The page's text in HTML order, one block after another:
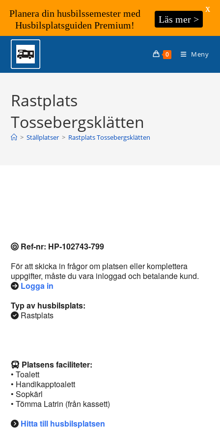
Hoppa
innehållet
0 Meny
Rastplats
Tossebergsklätten
> Ställplatser > Rastplats Tossebergsklätten
Ref-nr: HP-102743-799
För att skicka in frågor om platsen eller komplettera
uppgifter, måste du vara inloggad och betalande kund.
Logga in
Typ av husbilsplats:
Rastplats
Platsens faciliteter:
• Toalett
• Handikapptoalett
• Sopkärl
• Tömma Latrin (från kassett)
Hitta till husbilsplatsen
Planera din husbilssemester med
Husbilsplatsguiden Premium!
Läs mer >
X